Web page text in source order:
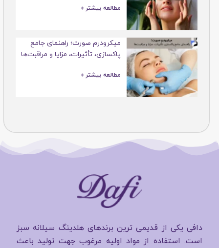
مطالعه بیشتر »
میکرودرم صورت؛ راهنمای جامع
پاکسازی، تأثیرات، مزایا و مراقبت‌ها
مطالعه بیشتر »
دافی یکی از قدیمی ترین برندهای هلدینگ سیلانه سبز
است. استفاده از مواد اولیه مرغوب جهت تولید باعث